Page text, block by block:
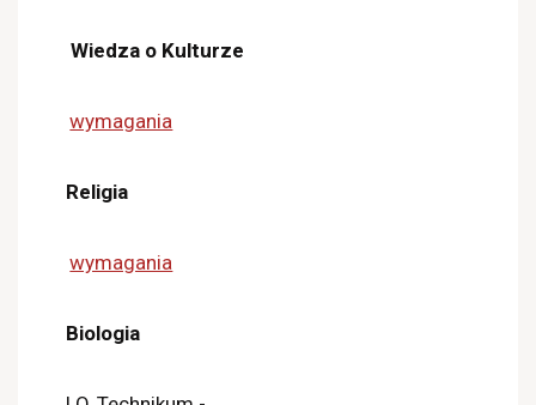
Wiedza o Kulturze
wymagania
Religia
wymagania
Biologia